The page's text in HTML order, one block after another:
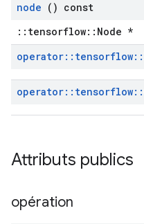
node () const
::tensorflow::Node *
operator:: tensorflow::
operator:: tensorflow::
Attributs publics
opération